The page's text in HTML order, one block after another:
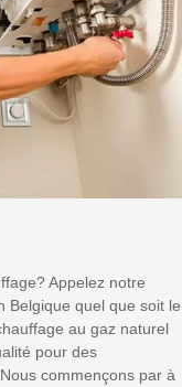
Appelez notre
Belgique quel que soit le
au gaz naturel
pour des
commençons par à